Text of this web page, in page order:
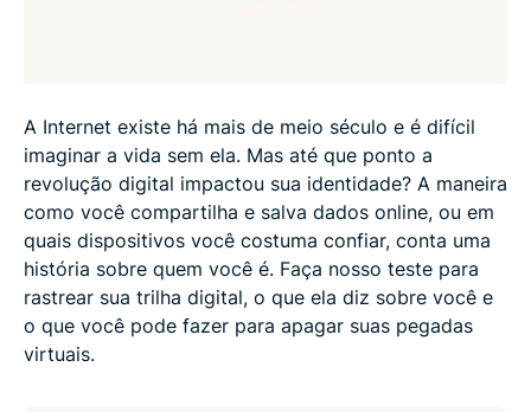
A Internet existe há mais de meio século e é difícil
imaginar a vida sem ela. Mas até que ponto a
revolução digital impactou sua identidade? A maneira
como você compartilha e salva dados online, ou em
quais dispositivos você costuma confiar, conta uma
história sobre quem você é. Faça nosso teste para
rastrear sua trilha digital, o que ela diz sobre você e
o que você pode fazer para apagar suas pegadas
virtuais.